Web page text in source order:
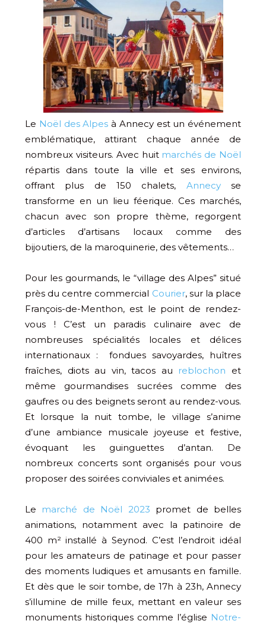
Le Noël des Alpes à Annecy est un événement
emblématique, attirant chaque année de
nombreux visiteurs. Avec huit marchés de Noël
répartis dans toute la ville et ses environs,
offrant plus de 150 chalets, Annecyse
transforme en un lieu féerique. Ces marchés,
chacun avec son propre thème, regorgent
d’articles d’artisans locaux comme des
bijoutiers, de la maroquinerie, des vêtements…
Pour les gourmands, le “village des Alpes” situé
près du centre commercial Courier, sur la place
François-de-Menthon, est le point de rendez-
vous ! C’est un paradis culinaire avec de
nombreuses spécialités locales et délices
internationaux : fondues savoyardes, huîtres
fraîches, diots au vin, tacos au reblochon et
même gourmandises sucrées comme des
gaufres ou des beignets seront au rendez-vous.
Et lorsque la nuit tombe, le village s’anime
d’une ambiance musicale joyeuse et festive,
évoquant les guinguettes d’antan. De
nombreux concerts sont organisés pour vous
proposer des soirées conviviales et animées.
Le marché de Noël 2023 promet de belles
animations, notamment avec la patinoire de
400 m² installé à Seynod. C’est l’endroit idéal
pour les amateurs de patinage et pour passer
des moments ludiques et amusants en famille.
Et dès que le soir tombe, de 17h à 23h, Annecy
s’illumine de mille feux, mettant en valeur ses
monuments historiques comme l’église Notre-